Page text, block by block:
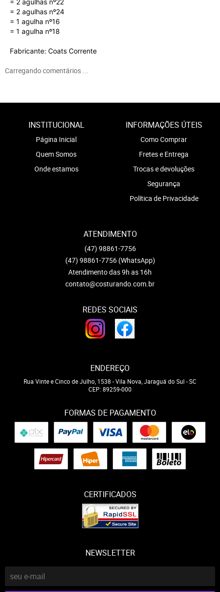
= 2 agulhas nº22
= 2 agulhas nº24
= 1 agulha nº16
= 1 agulha nº18
Fabricante: Coats Corrente
Carregando comentários ...
INSTITUCIONAL
Página Inicial
Quem Somos
Onde estamos
INFORMAÇÕES ÚTEIS
Como Comprar
Fretes e Entrega
Trocas e devoluções
Segurança
Política de Privacidade
ATENDIMENTO
(47) 98861-7756
(47) 98861-7756 (WhatsApp)
Atendimento das 9h as 16h
contato@costurando.com.br
REDES SOCIAIS
ENDEREÇO
Rua Vinte e Cinco de Julho, 1538 -Vila Nova, Jaraguá do Sul -SC
CEP: 89259-000
FORMAS DE PAGAMENTO
CERTIFICADOS
NEWSLETTER